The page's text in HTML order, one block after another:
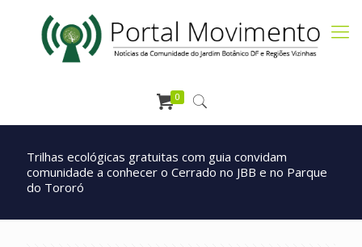
0
Trilhas ecológicas gratuitas com guia convidam
comunidade a conhecer o Cerrado no JBB e no Parque
do Tororó